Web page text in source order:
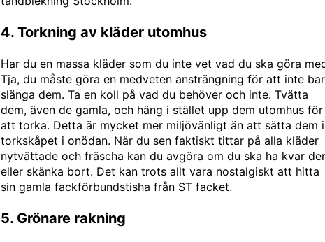
4. Torkning av kläder utomhus
Har du en massa kläder som du inte vet vad du ska göra
Tja, du måste göra en medveten ansträngning för att inte
slänga dem. Ta en koll på vad du behöver och inte. Tvätta
dem, även de gamla, och häng i stället upp dem utomhus för
att torka. Detta är mycket mer miljövänligt än att sätta dem i
torkskåpet i onödan. När du sen faktiskt tittar på alla kläder
nytvättade och fräscha kan du avgöra om du ska ha kvar
eller skänka bort. Det kan trots allt vara nostalgiskt att hitta
sin gamla fackförbundstisha från ST facket.
5. Grönare rakning